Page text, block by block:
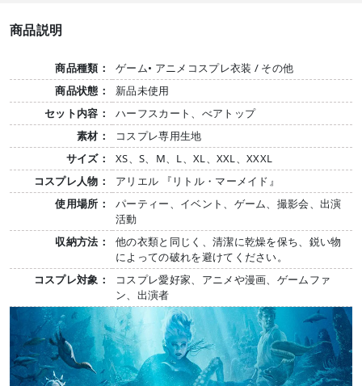
商品説明
商品種類：
ゲーム• アニメコスプレ衣装 / その他
商品状態：
新品未使用
セット内容：
ハーフスカート、べアトップ
素材：
コスプレ専用生地
サイズ：
XS、S、M、L、XL、XXL、XXXL
コスプレ人物：
アリエル 『リトル・マーメイド』
使用場所：
パーティー、イベント、ゲーム、撮影会、出演
活動
収納方法：
他の衣類と同じく、清潔に乾燥を保ち、鋭い物
によっての破れを避けてください。
コスプレ対象：
コスプレ愛好家、アニメや漫画、ゲームファ
ン、出演者